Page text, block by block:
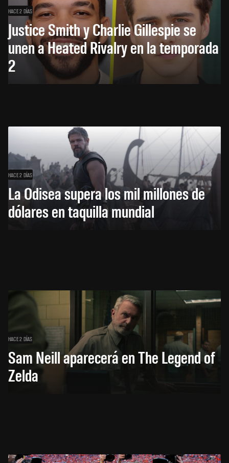
HACE 2 DÍAS
Justice Smith y Charlie Gillespie se
unen a Heated Rivalry en la temporada
2
HACE 2 DÍAS
La Odisea supera los mil millones de
dólares en taquilla mundial
HACE 2 DÍAS
Sam Neill aparecerá en The Legend of
Zelda